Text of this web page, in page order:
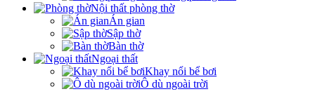
Nội thất phòng thờ
Án gian
Sập thờ
Bàn thờ
Ngoại thất
Khay nổi bể bơi
Ô dù ngoài trời